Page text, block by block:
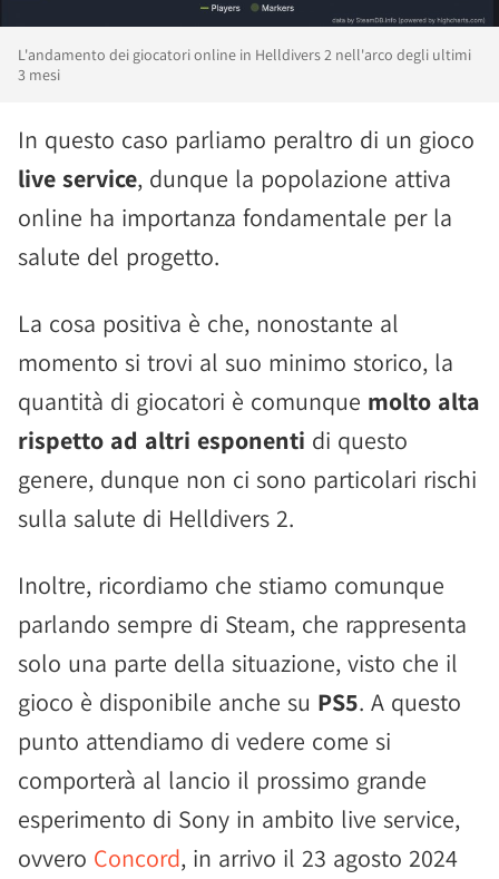
L'andamento dei giocatori online in Helldivers 2 nell'arco degli ultimi
3 mesi
In questo caso parliamo peraltro di un gioco
live service, dunque la popolazione attiva
online ha importanza fondamentale per la
salute del progetto.
La cosa positiva è che, nonostante al
momento si trovi al suo minimo storico, la
quantità di giocatori è comunque molto alta
rispetto ad altri esponenti di questo
genere, dunque non ci sono particolari rischi
sulla salute di Helldivers 2.
Inoltre, ricordiamo che stiamo comunque
parlando sempre di Steam, che rappresenta
solo una parte della situazione, visto che il
gioco è disponibile anche su PS5. A questo
punto attendiamo di vedere come si
comporterà al lancio il prossimo grande
esperimento di Sony in ambito live service,
ovvero Concord, in arrivo il 23 agosto 2024